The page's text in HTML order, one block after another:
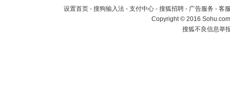
设置首页 - 搜狗输入法 - 支付中心 - 搜狐招聘 - 广告服务 - 客
Copyright©2016
搜狐不良信息举